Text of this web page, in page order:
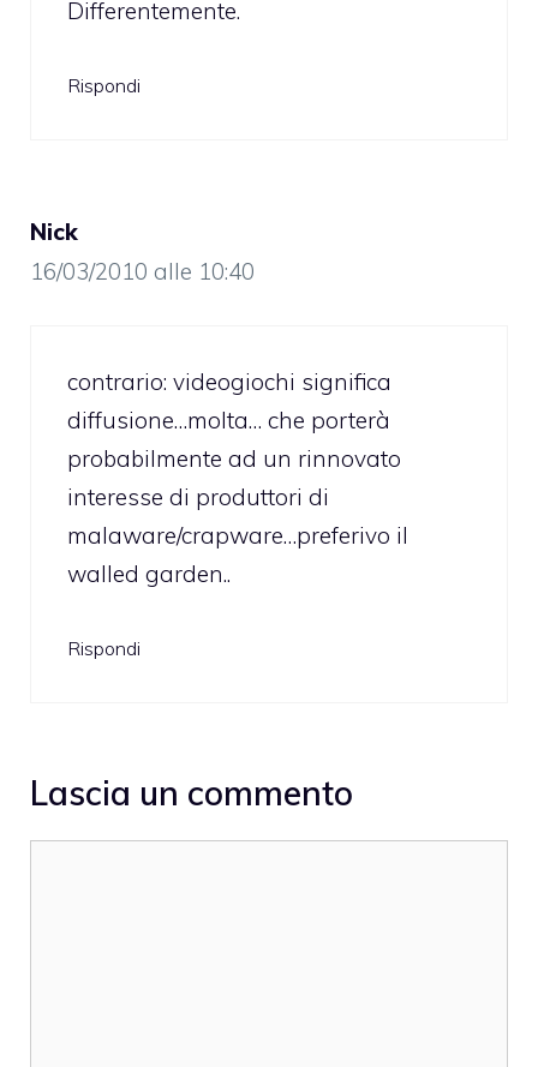
Differentemente.
Rispondi
Nick
16/03/2010 alle 10:40
contrario: videogiochi significa
diffusione…molta… che porterà
probabilmente ad un rinnovato
interesse di produttori di
malaware/crapware…preferivo il
walled garden..
Rispondi
Lascia un commento